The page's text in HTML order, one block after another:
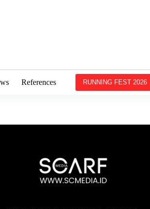
References RUNNING FEST 2026